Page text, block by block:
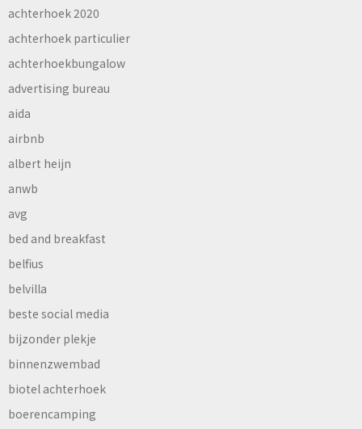
achterhoek 2020
achterhoek particulier
achterhoekbungalow
advertising bureau
aida
airbnb
albert heijn
anwb
avg
bed and breakfast
belfius
belvilla
beste social media
bijzonder plekje
binnenzwembad
biotel achterhoek
boerencamping